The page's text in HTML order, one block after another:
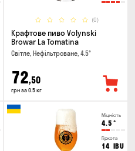
(0)
Крафтове пиво Volynski
Browar La Tomatina
Світле, Нефільтроване, 4.5°
72,50
грн за 0.5 кг
Міцність
4.5 °
Гіркота
14 IBU